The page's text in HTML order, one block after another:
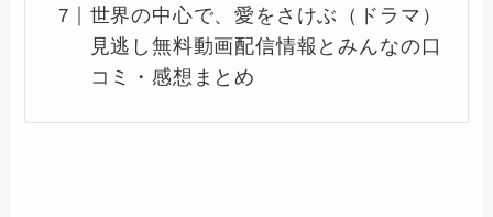
世界の中心で、愛をさけぶ（ドラマ）
見逃し無料動画配信情報とみんなの口
コミ・感想まとめ